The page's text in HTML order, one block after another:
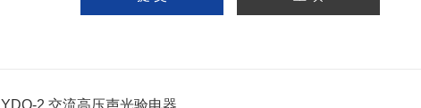
YDQ-2 交流高压声光验电器